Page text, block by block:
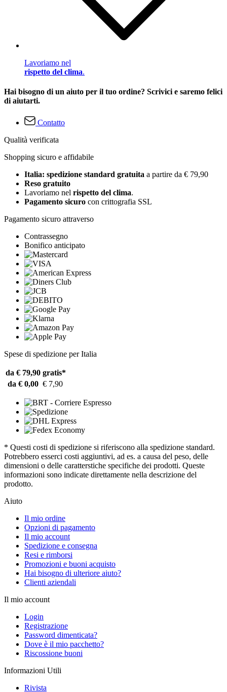
Lavoriamo nel
rispetto del clima.
Hai bisogno di un aiuto per il tuo ordine? Scrivici e saremo felici
di aiutarti.
Contatto
Qualità verificata
Shopping sicuro e affidabile
Italia: spedizione standard gratuita a partire da € 79,90
Reso gratuito
Lavoriamo nel rispetto del clima.
Pagamento sicuro con crittografia SSL
Pagamento sicuro attraverso
Contrassegno
Bonifico anticipato
Spese di spedizione per Italia
da € 79,90 gratis*
da € 0,00 € 7,90
* Questi costi di spedizione si riferiscono alla spedizione standard.
Potrebbero esserci costi aggiuntivi, ad es. a causa del peso, delle
dimensioni o delle caratterstiche specifiche dei prodotti. Queste
informazioni sono indicate direttamente nella descrizione del
prodotto.
Aiuto
Il mio ordine
Opzioni di pagamento
Il mio account
Spedizione e consegna
Resi e rimborsi
Promozioni e buoni acquisto
Hai bisogno di ulteriore aiuto?
Clienti aziendali
Il mio account
Login
Registrazione
Password dimenticata?
Dove è il mio pacchetto?
Riscossione buoni
Informazioni Utili
Rivista